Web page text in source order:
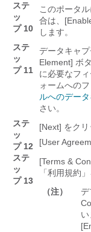
ステ
ッ
プ 10
このポータ
合は、
します。
ステ
ッ
プ 11
データキャ
Element] ボ
に必要なフィ
ォームへの
ルへのデー
さい。
ステ
ッ
プ 12
[Next] をクリ
[User
ステ
ッ
プ 13
[Terms &
「利用規約
（注）
デ